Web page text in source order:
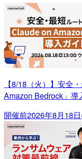
【8/18（火）】安全
Amazon Bedrock」導
開催前2026年8月18